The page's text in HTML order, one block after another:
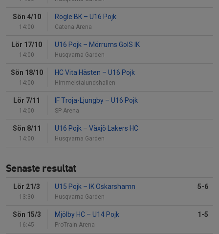
Sön 4/10
14:00
Rögle BK – U16 Pojk
Catena Arena
Lör 17/10
14:00
U16 Pojk – Mörrums GoIS IK
Husqvarna Garden
Sön 18/10
14:00
HC Vita Hästen – U16 Pojk
Himmelstalundshallen
Lör 7/11
14:00
IF Troja-Ljungby – U16 Pojk
SP Arena
Sön 8/11
14:00
U16 Pojk – Växjö Lakers HC
Husqvarna Garden
Senaste resultat
Lör 21/3
13:30
U15 Pojk – IK Oskarshamn
Husqvarna Garden
5-6
Sön 15/3
16:45
Mjölby HC – U14 Pojk
ProTrain Arena
1-5